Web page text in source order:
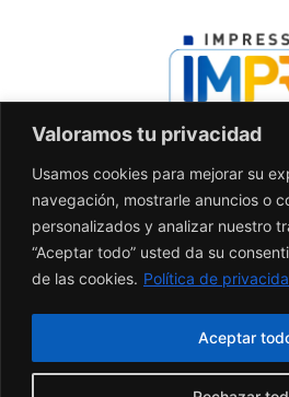
Valoramos tu privacidad
Usamos cookies para mejorar su
navegación, mostrarle anuncios o
personalizados y analizar nuestro
“Aceptar todo” usted da su
de las cookies. Política de
Aceptar
Contacto
55-44-21-0696
México -